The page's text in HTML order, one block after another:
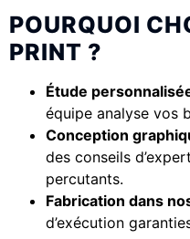
POURQUOI
PRINT ?
Étude
équipe analyse vos
Conception
des conseils
percutants.
Fabrication dans
d’exécution